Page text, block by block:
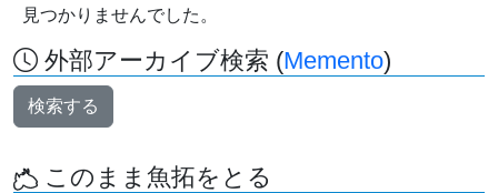
見つかりませんでした。
外部アーカイブ検索 (Memento)
検索する
このまま魚拓をとる